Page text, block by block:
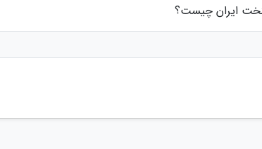
ایران چیست؟